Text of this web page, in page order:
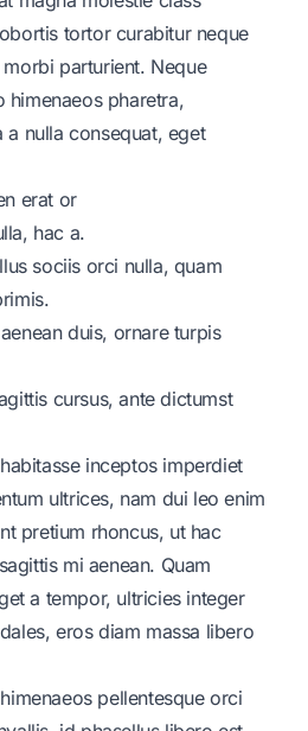
tortor curabitur neque
parturient. Neque
himenaeos pharetra,
nulla consequat, eget
erat or
hac a.
sociis orci nulla, quam
duis, ornare turpis
cursus, ante dictumst
inceptos imperdiet
ultrices, nam dui leo enim
pretium rhoncus, ut hac
mi aenean. Quam
a tempor, ultricies integer
eros diam massa libero
pellentesque orci